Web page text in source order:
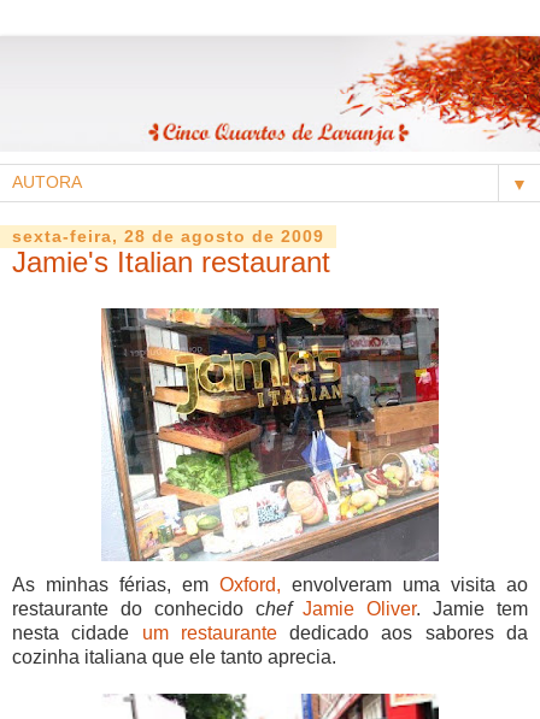
▼
sexta-feira, 28 de agosto de 2009
Jamie's Italian restaurant
As minhas férias, em Oxford, envolveram uma visita ao
restaurante do conhecido chef Jamie Oliver. Jamie tem
nesta cidade um restaurantededicado aos sabores da
cozinha italiana que ele tanto aprecia.